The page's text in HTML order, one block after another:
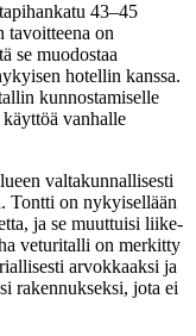
43–45
tavoitteena on
se muodostaa
hotellin kanssa.
kunnostamiselle
vanhalle
valtakunnallisesti
Tontti on nykyisellään
ja se muuttuisi liike-
veturitalli on merkitty
arvokkaaksi ja
rakennukseksi, jota ei